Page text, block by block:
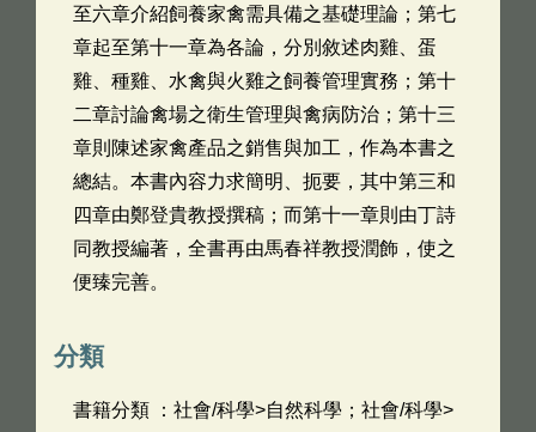
至六章介紹飼養家禽需具備之基礎理論；第七
章起至第十一章為各論，分別敘述肉雞、蛋
雞、種雞、水禽與火雞之飼養管理實務；第十
二章討論禽場之衛生管理與禽病防治；第十三
章則陳述家禽產品之銷售與加工，作為本書之
總結。本書內容力求簡明、扼要，其中第三和
四章由鄭登貴教授撰稿；而第十一章則由丁詩
同教授編著，全書再由馬春祥教授潤飾，使之
便臻完善。
分類
書籍分類 ：社會/科學>自然科學；社會/科學>